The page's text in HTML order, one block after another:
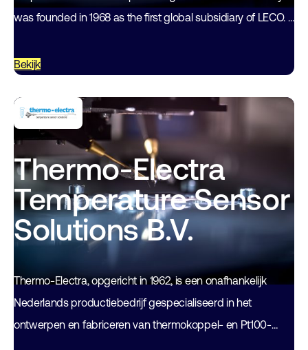
was founded in 1968 as the first global subsidiary of LECO. It
Bekijk
Thermo-Electra
Temperature Sensor
Solutions B.V.
Thermo-Electra, opgericht in 1962, is een onafhankelijk
Nederlands productiebedrijf gespecialiseerd in het
ontwerpen en fabriceren van thermokoppel- en Pt100-